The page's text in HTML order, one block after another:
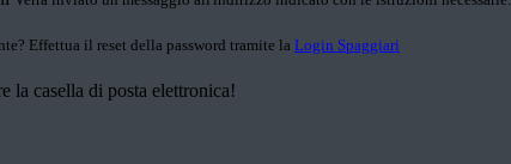
Effettua il reset della password tramite la Login Spaggiari
la casella di posta elettronica!